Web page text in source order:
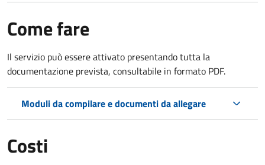
Come fare
Il servizio può essere attivato presentando tutta la
documentazione prevista, consultabile in formato PDF.
Moduli da compilare e documenti da allegare
Costi